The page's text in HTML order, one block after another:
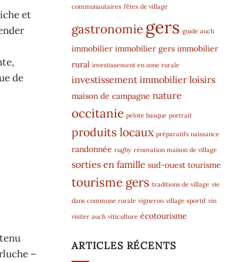
et
de
–
communautaires fêtes de village
gastronomiegers guide auch
immobilier immobilier gers immobilier
rural investissement en zone rurale
investissement immobilier loisirs
maison de campagne nature
occitanie pelote basque portrait
produits locaux préparatifs naissance
randonnée rugby rénovation maison de village
sorties en famille sud-ouest tourisme
tourisme gers traditions de village vie
dans commune rurale vigneron village sportif vin
visiter auch viticulture écotourisme
ARTICLES RÉCENTS